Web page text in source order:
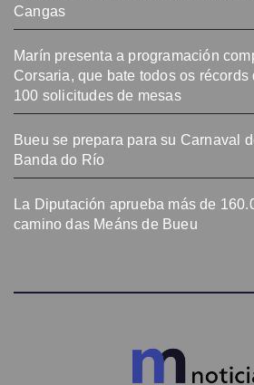
Cangas
Marín presenta a programación
Corsaria, que bate todos os
100 solicitudes de mesas
Bueu se prepara para su Carnaval
Banda do Río
La Diputación aprueba más de
camino das Meáns de Bueu